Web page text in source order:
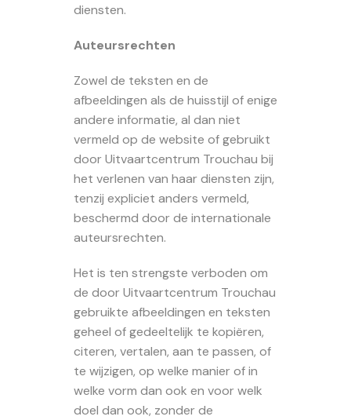
diensten.
Auteursrechten
Zowel de teksten en de
afbeeldingen als de huisstijl of enige
andere informatie, al dan niet
vermeld op de website of gebruikt
door Uitvaartcentrum Trouchau bij
het verlenen van haar diensten zijn,
tenzij expliciet anders vermeld,
beschermd door de internationale
auteursrechten.
Het is ten strengste verboden om
de door Uitvaartcentrum Trouchau
gebruikte afbeeldingen en teksten
geheel of gedeeltelijk te kopiëren,
citeren, vertalen, aan te passen, of
te wijzigen, op welke manier of in
welke vorm dan ook en voor welk
doel dan ook, zonder de